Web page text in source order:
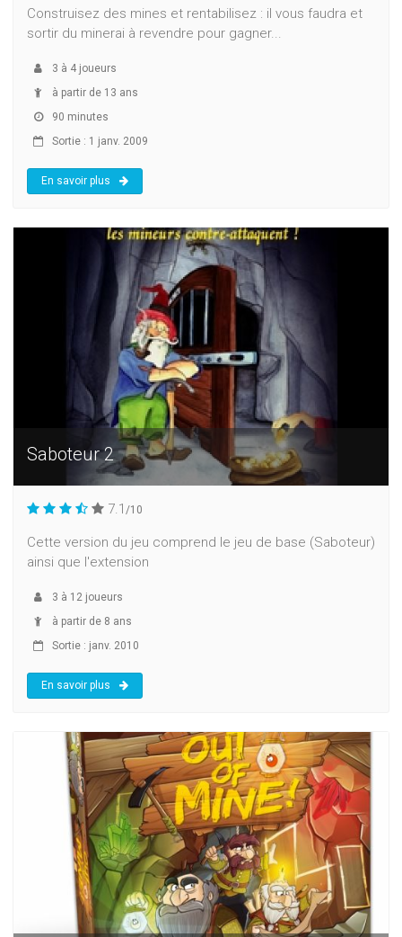
Construisez des mines et rentabilisez : il vous faudra et
sortir du minerai à revendre pour gagner...
3 à 4 joueurs
à partir de 13 ans
90 minutes
Sortie : 1 janv. 2009
En savoir plus
Saboteur 2
7.1 /10
Cette version du jeu comprend le jeu de base (Saboteur)
ainsi que l'extension
3 à 12 joueurs
à partir de 8 ans
Sortie : janv. 2010
En savoir plus